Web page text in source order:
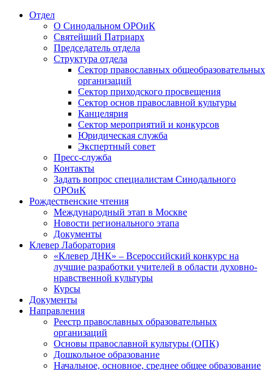
Отдел
О Синодальном ОРОиК
Святейший Патриарх
Председатель отдела
Структура отдела
Сектор православных общеобразовательных
организаций
Сектор приходского просвещения
Сектор основ православной культуры
Канцелярия
Сектор мероприятий и конкурсов
Юридическая служба
Экспертный совет
Пресс-служба
Контакты
Задать вопрос специалистам Синодального
ОРОиК
Рождественские чтения
Международный этап в Москве
Новости регионального этапа
Документы
Клевер Лаборатория
«Клевер ДНК» – Всероссийский конкурс на
лучшие разработки учителей в области духовно-
нравственной культуры
Курсы
Документы
Направления
Реестр православных образовательных
организаций
Основы православной культуры (ОПК)
Дошкольное образование
Начальное, основное, среднее общее образование